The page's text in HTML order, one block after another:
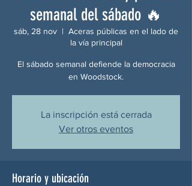
semanal del sábado 🔥
sáb, 28 nov
  |
Aceras públicas en el lado de
la vía principal
El sábado semanal defiende la democracia
en Woodstock.
La inscripción está cerrada
Ver otros eventos
Horario y ubicación